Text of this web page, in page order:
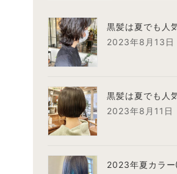
黒髪は夏でも
2023年8月13日
黒髪は夏でも
2023年8月11日
2023年夏カラ